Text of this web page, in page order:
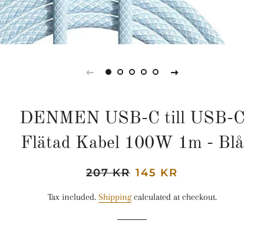
DENMEN USB-C till USB-C
Flätad Kabel 100W 1m - Blå
Regular
207 KR Sale
145 KR
Tax included. Shippingcalculated at checkout.